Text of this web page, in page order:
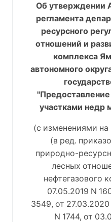
Об утверждении
регламента
ресурсного
отношений и
комплекса
автономного
участками недр
(с изменениями на
(в ред.
природно-
лесных
нефтегазового
07.05.2019 N
3549, от 27.03.2020
N 1744, от